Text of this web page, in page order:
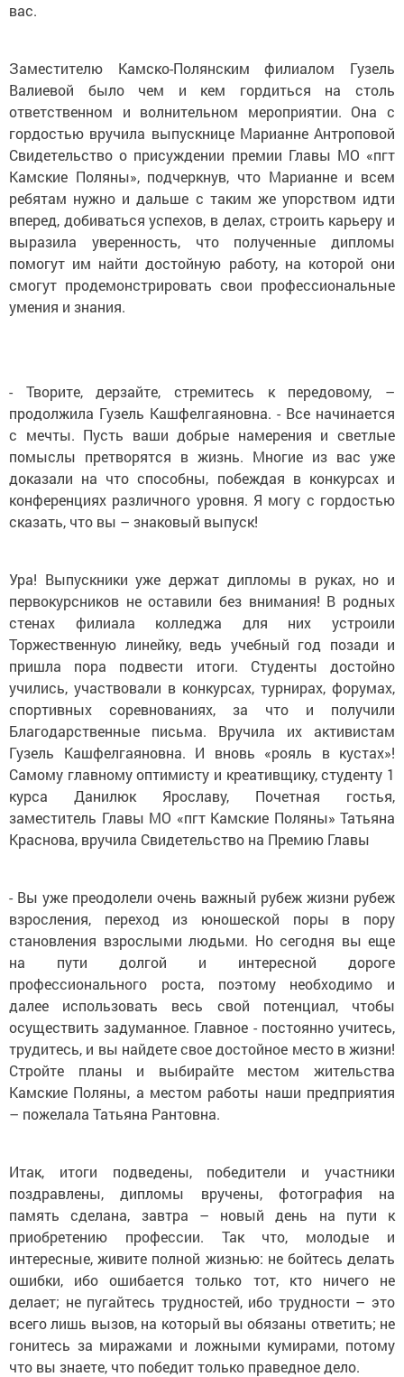
вас.
Заместителю Камско-Полянским филиалом Гузель
Валиевой было чем и кем гордиться на столь
ответственном и волнительном мероприятии. Она с
гордостью вручила выпускнице Марианне Антроповой
Свидетельство о присуждении премии Главы МО «пгт
Камские Поляны», подчеркнув, что Марианне и всем
ребятам нужно и дальше с таким же упорством идти
вперед, добиваться успехов, в делах, строить карьеру и
выразила уверенность, что полученные дипломы
помогут им найти достойную работу, на которой они
смогут продемонстрировать свои профессиональные
умения и знания.
- Творите, дерзайте, стремитесь к передовому, –
продолжила Гузель Кашфелгаяновна. - Все начинается
с мечты. Пусть ваши добрые намерения и светлые
помыслы претворятся в жизнь. Многие из вас уже
доказали на что способны, побеждая в конкурсах и
конференциях различного уровня. Я могу с гордостью
сказать, что вы – знаковый выпуск!
Ура! Выпускники уже держат дипломы в руках, но и
первокурсников не оставили без внимания! В родных
стенах филиала колледжа для них устроили
Торжественную линейку, ведь учебный год позади и
пришла пора подвести итоги. Студенты достойно
учились, участвовали в конкурсах, турнирах, форумах,
спортивных соревнованиях, за что и получили
Благодарственные письма. Вручила их активистам
Гузель Кашфелгаяновна. И вновь «рояль в кустах»!
Самому главному оптимисту и креативщику, студенту 1
курса Данилюк Ярославу, Почетная гостья,
заместитель Главы МО «пгт Камские Поляны» Татьяна
Краснова, вручила Свидетельство на Премию Главы
- Вы уже преодолели очень важный рубеж жизни рубеж
взросления, переход из юношеской поры в пору
становления взрослыми людьми. Но сегодня вы еще
на пути долгой и интересной дороге
профессионального роста, поэтому необходимо и
далее использовать весь свой потенциал, чтобы
осуществить задуманное. Главное - постоянно учитесь,
трудитесь, и вы найдете свое достойное место в жизни!
Стройте планы и выбирайте местом жительства
Камские Поляны, а местом работы наши предприятия
– пожелала Татьяна Рантовна.
Итак, итоги подведены, победители и участники
поздравлены, дипломы вручены, фотография на
память сделана, завтра – новый день на пути к
приобретению профессии. Так что, молодые и
интересные, живите полной жизнью: не бойтесь делать
ошибки, ибо ошибается только тот, кто ничего не
делает; не пугайтесь трудностей, ибо трудности – это
всего лишь вызов, на который вы обязаны ответить; не
гонитесь за миражами и ложными кумирами, потому
что вы знаете, что победит только праведное дело.